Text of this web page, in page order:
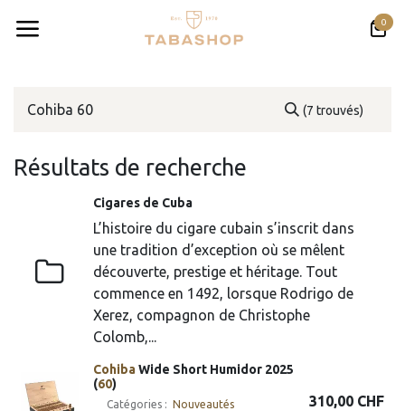
0
(7 trouvés)
Résultats de recherche
Cigares de Cuba
L’histoire du cigare cubain s’inscrit dans
une tradition d’exception où se mêlent
découverte, prestige et héritage. Tout
commence en 1492, lorsque Rodrigo de
Xerez, compagnon de Christophe
Colomb,...
CohibaWide Short Humidor 2025
(60)
Catégories : ​Nouveautés 310,00 CHF